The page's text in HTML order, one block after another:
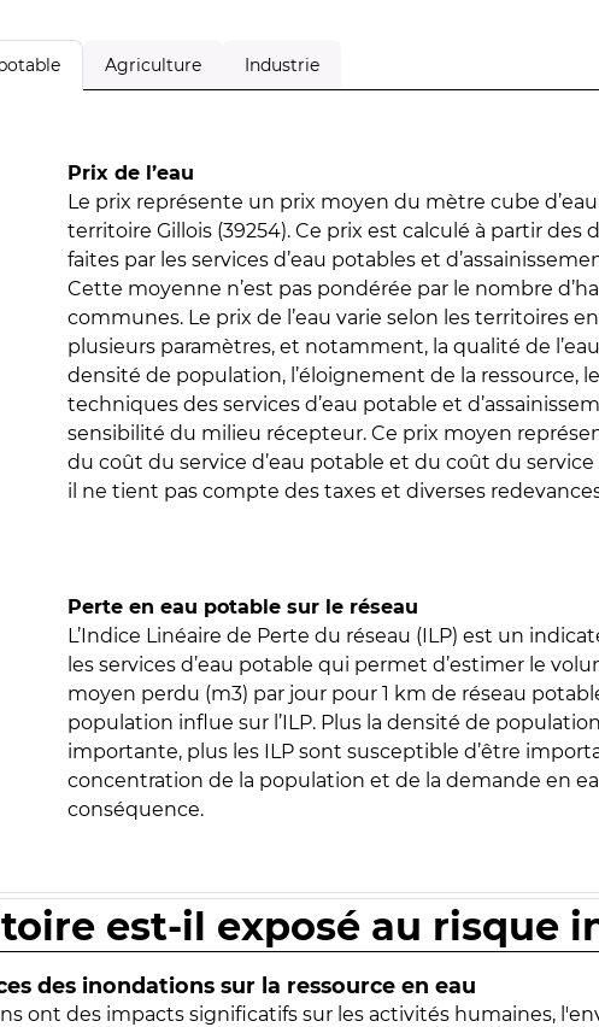
Agriculture Industrie
Prix de l’eau
Le prix représente un prix moyen du mètre cube
territoire Gillois (39254). Ce prix est calculé à partir des
faites par les services d’eau potables et
Cette moyenne n’est pas pondérée par le nombre
communes. Le prix de l’eau varie selon les territoires
plusieurs paramètres, et notamment, la qualité de
densité de population, l’éloignement de la ressource,
techniques des services d’eau potable et
sensibilité du milieu récepteur. Ce prix moyen
du coût du service d’eau potable et du coût du service
il ne tient pas compte des taxes et diverses
Perte en eau potable sur le réseau
L’Indice Linéaire de Perte du réseau (ILP) est un
les services d’eau potable qui permet d’estimer le
moyen perdu (m3) par jour pour 1 km de réseau
population influe sur l’ILP. Plus la densité de
importante, plus les ILP sont susceptible d’être
concentration de la population et de la demande en
conséquence.
est-il exposé au risque
des inondations sur la ressource en eau
ont des impacts significatifs sur les activités humaines,